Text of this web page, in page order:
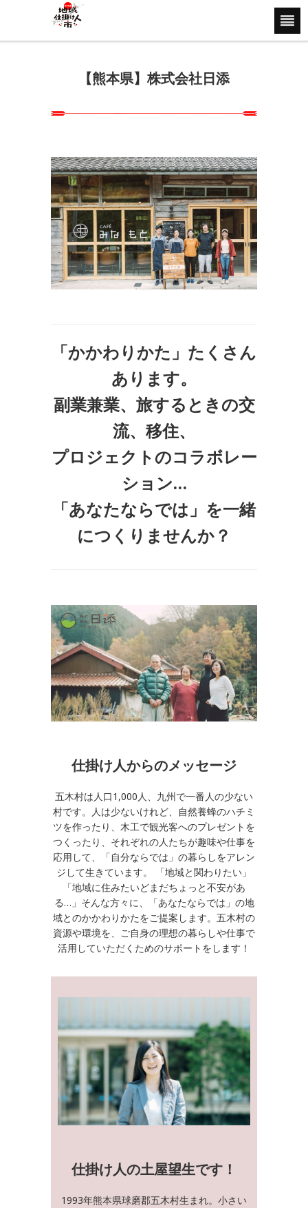
【熊本県】株式会社日添
「かかわりかた」たくさん
あります。
副業兼業、旅するときの交
流、移住、
プロジェクトのコラボレー
ション…
「あなたならでは」を一緒
につくりませんか？
仕掛け人からのメッセージ
五木村は人口1,000人、九州で一番人の少ない
村です。人は少ないけれど、自然養蜂のハチミ
ツを作ったり、木工で観光客へのプレゼントを
つくったり、それぞれの人たちが趣味や仕事を
応用して、「自分ならでは」の暮らしをアレン
ジして生きています。 「地域と関わりたい」
「地域に住みたいどまだちょっと不安があ
る…」そんな方々に、「あなたならでは」の地
域とのかかわりかたをご提案します。五木村の
資源や環境を、ご自身の理想の暮らしや仕事で
活用していただくためのサポートをします！
仕掛け人の土屋望生です！
1993年熊本県球磨郡五木村生まれ。小さい